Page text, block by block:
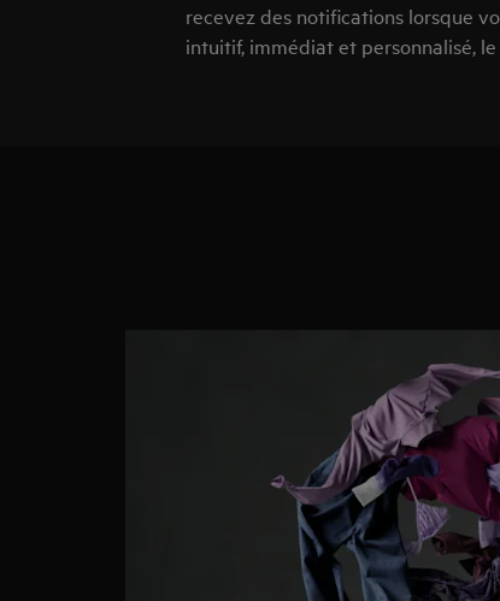
recevez des notifications lorsque
intuitif, immédiat et personnalisé,